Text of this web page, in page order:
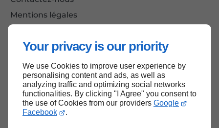
Your privacy is our priority
We use Cookies to improve user experience by
personalising content and ads, as well as
analyzing traffic and optimizing social networks
functionalities. By clicking "I Agree" you consent to
the use of Cookies from our providers Google
Facebook
.
Mentions légales
Haut de page